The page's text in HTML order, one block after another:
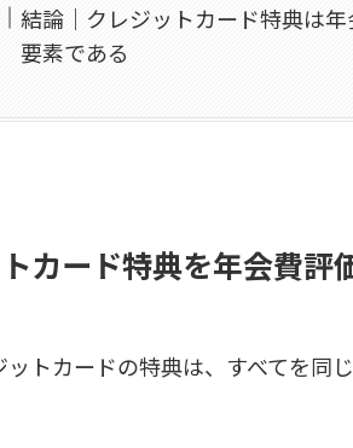
結論｜クレジットカード特典は
要素である
カード特典を年会費評
ットカードの特典は、すべてを同